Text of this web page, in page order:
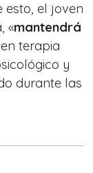
esto, el joven
«mantendrá
terapia
y
durante las